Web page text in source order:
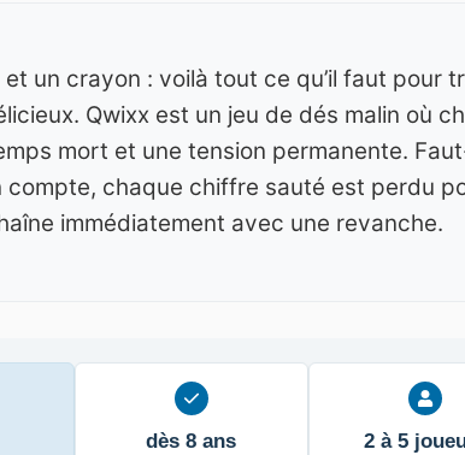
un crayon : voilà tout ce qu’il faut pour
Qwixx est un jeu de dés malin où
mort et une tension permanente.
compte, chaque chiffre sauté est perdu
immédiatement avec une revanche.
dès 8 ans 2 à 5